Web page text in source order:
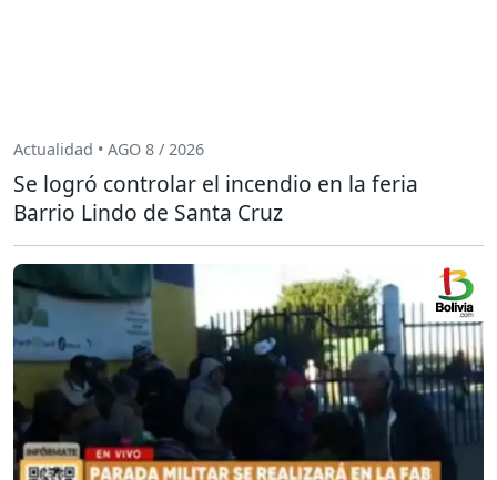
Actualidad • AGO 8 / 2026
Se logró controlar el incendio en la feria
Barrio Lindo de Santa Cruz